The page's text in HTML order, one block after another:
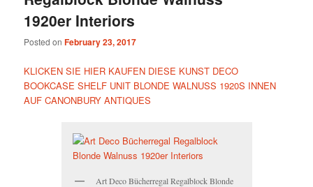
1920er Interiors
Posted onFebruary 23, 2017
KLICKEN SIE HIER KAUFEN DIESE KUNST DECO
BOOKCASE SHELF UNIT BLONDE WALNUSS 1920S INNEN
AUF CANONBURY ANTIQUES
Art Deco Bücherregal Regalblock Blonde